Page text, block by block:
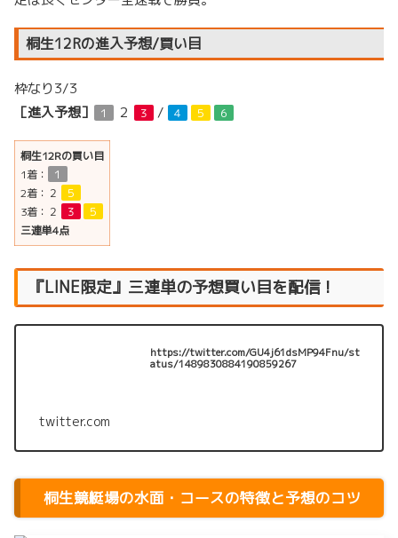
桐生12Rの進入予想/買い目
枠なり3/3
［進入予想］
１ ２ ３ / ４ ５ ６
桐生12Rの買い目
1着：
１
2着： ２
５
3着： ２ ３
５
三連単4点
『LINE限定』三連単の予想買い目を配信！
https://twitter.com/GU4j61dsMP94Fnu/st
atus/1489830884190859267
twitter.com
桐生競艇場の水面・コースの特徴と予想のコツ